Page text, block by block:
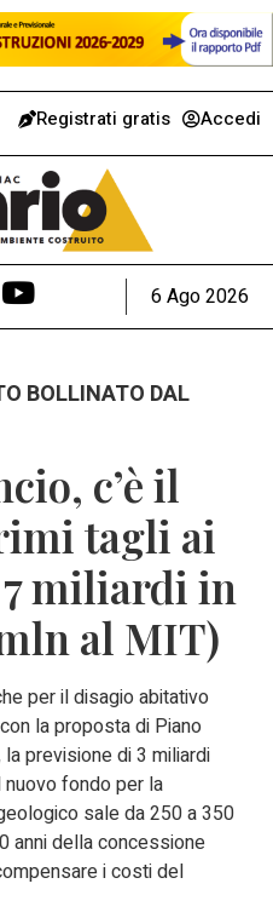
Registrati gratis Accedi
6 Ago 2026
BOLLINATO DAL
c’è il
tagli ai
miliardi in
al MIT)
per il disagio abitativo
la proposta di Piano
previsione di 3 miliardi
fondo per la
sale da 250 a 350
anni della concessione
i costi del